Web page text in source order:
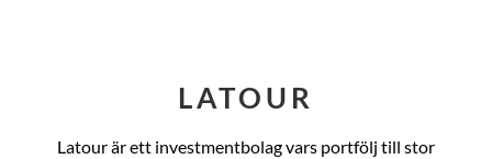
LATOUR
Latour är ett investmentbolag vars portfölj till stor